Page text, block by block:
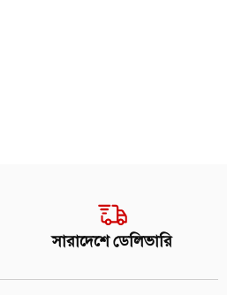
সারাদেশে ডেলিভারি